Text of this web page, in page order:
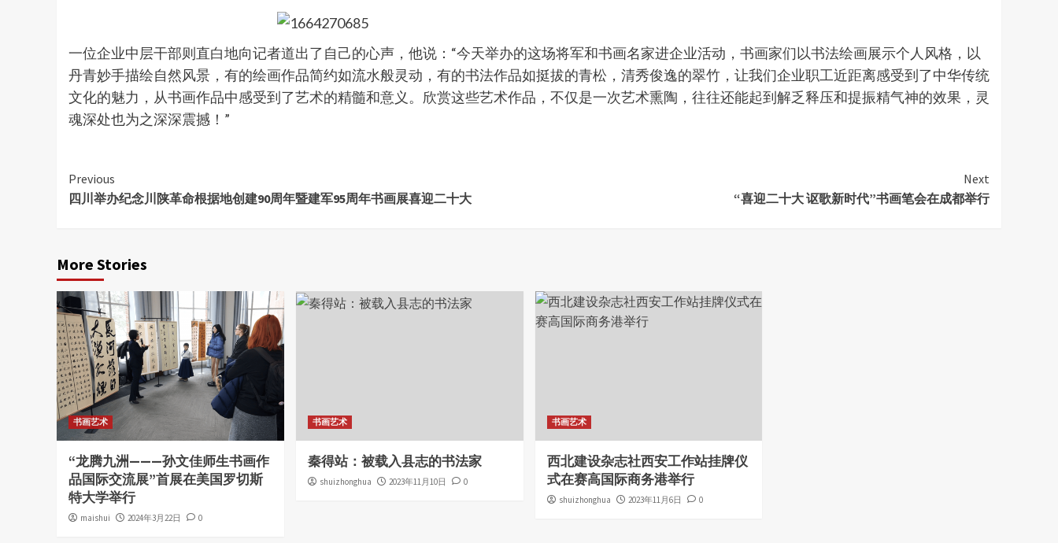
一位企业中层干部则直白地向记者道出了自己的心声，他说：“今天举办的这场将军和书画名家进企业活动，书画家们以书法绘画展示个人风格，以
丹青妙手描绘自然风景，有的绘画作品简约如流水般灵动，有的书法作品如挺拔的青松，清秀俊逸的翠竹，让我们企业职工近距离感受到了中华传统
文化的魅力，从书画作品中感受到了艺术的精髓和意义。欣赏这些艺术作品，不仅是一次艺术熏陶，往往还能起到解乏释压和提振精气神的效果，灵
魂深处也为之深深震撼！”
Continue
Reading
Previous
四川举办纪念川陕革命根据地创建90周年暨建军95周年书画展喜迎二十大
Next
“喜迎二十大 讴歌新时代”书画笔会在成都举行
More Stories
书画艺术
“龙腾九洲———孙文佳师生书画作
品国际交流展”首展在美国罗切斯
特大学举行
maishui 2024年3月22日 0
书画艺术
秦得站：被载入县志的书法家
shuizhonghua 2023年11月10日 0
书画艺术
西北建设杂志社西安工作站挂牌仪
式在赛高国际商务港举行
shuizhonghua 2023年11月6日 0